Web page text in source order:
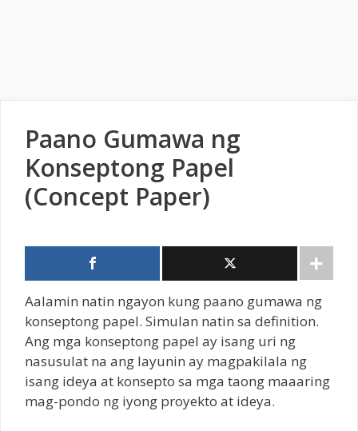
Paano Gumawa ng
Konseptong Papel
(Concept Paper)
Aalamin natin ngayon kung paano gumawa ng
konseptong papel. Simulan natin sa definition.
Ang mga konseptong papel ay isang uri ng
nasusulat na ang layunin ay magpakilala ng
isang ideya at konsepto sa mga taong maaaring
mag-pondo ng iyong proyekto at ideya.